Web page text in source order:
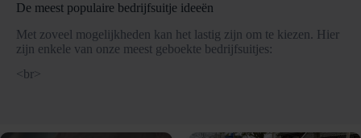
De meest populaire bedrijfsuitje ideeën
Met zoveel mogelijkheden kan het lastig zijn om te kiezen. Hier
zijn enkele van onze meest geboekte bedrijfsuitjes:
<br>